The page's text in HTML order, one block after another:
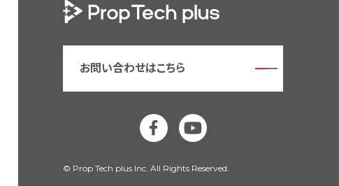
Prop Tech plus 株式会社
お問い合わせはこちら
Facebook（別ウインドウで開く）
YouTube（別ウインドウで開く
© Prop Tech plus Inc. All Rights Reserved.